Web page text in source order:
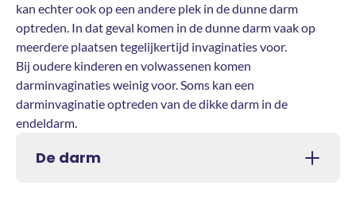
kan echter ook op een andere plek in de dunne darm
optreden. In dat geval komen in de dunne darm vaak op
meerdere plaatsen tegelijkertijd invaginaties voor.
Bij oudere kinderen en volwassenen komen
darminvaginaties weinig voor. Soms kan een
darminvaginatie optreden van de dikke darm in de
endeldarm.
De darm